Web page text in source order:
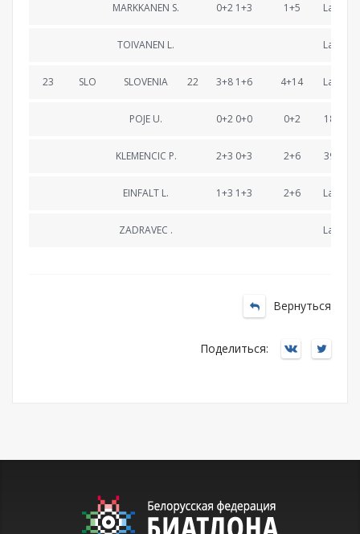
MARKKANEN S. 0+2 1+3 1+5 Lapped
TOIVANEN L. Lapped
23 SLO SLOVENIA 22 3+8 1+6 4+14 Lapped
POJE U. 0+2 0+0 0+2 18:28.2
KLEMENCIC P. 2+3 0+3 2+6 39:06.1
EINFALT L. 1+3 1+3 2+6 Lapped
ZADRAVEC . Lapped
Вернуться
Поделиться: